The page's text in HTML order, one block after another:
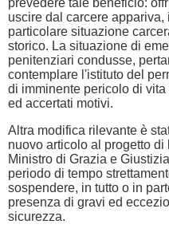
prevedere tale beneficio:
uscire dal carcere
particolare situazione
storico. La situazione di
penitenziari condusse,
contemplare l'istituto del
di imminente pericolo di
ed accertati motivi.
Altra modifica rilevante è
nuovo articolo al progetto
Ministro di Grazia e
periodo di tempo
sospendere, in tutto o in
presenza di gravi ed
sicurezza.